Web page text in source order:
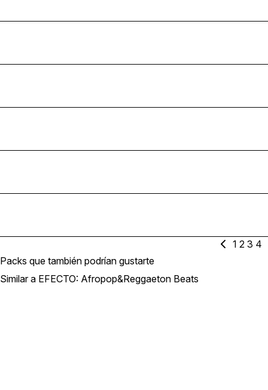
1 2 3 4
Packs que también podrían gustarte
Similar a EFECTO: Afropop&Reggaeton Beats